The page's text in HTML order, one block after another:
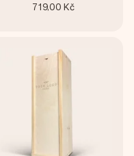
719,00 Kč